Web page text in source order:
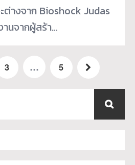
ต่างจาก Bioshock Judas
านจากผู้สร้า…
3 … 5